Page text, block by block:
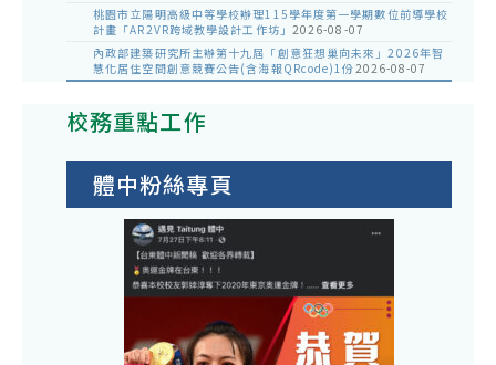
桃園市立陽明高級中等學校辦理115學年度第一學期數位前導學校
計畫「AR2VR跨域教學設計工作坊」 2026-08-07
內政部建築研究所主辦第十九屆「創意狂想巢向未來」2026年智
慧化居住空間創意競賽公告(含海報QRcode)1份2026-08-07
校務重點工作
體中粉絲專頁